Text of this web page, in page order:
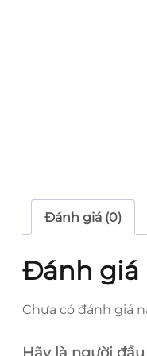
Đánh giá (0)
Đánh giá
Chưa có đánh giá